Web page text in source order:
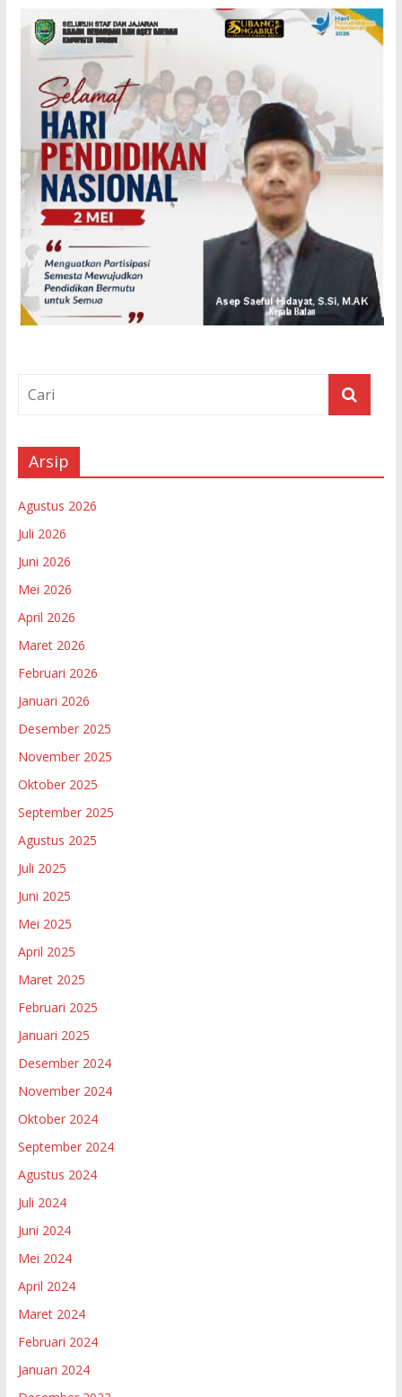
Arsip
Agustus 2026
Juli 2026
Juni 2026
Mei 2026
April 2026
Maret 2026
Februari 2026
Januari 2026
Desember 2025
November 2025
Oktober 2025
September 2025
Agustus 2025
Juli 2025
Juni 2025
Mei 2025
April 2025
Maret 2025
Februari 2025
Januari 2025
Desember 2024
November 2024
Oktober 2024
September 2024
Agustus 2024
Juli 2024
Juni 2024
Mei 2024
April 2024
Maret 2024
Februari 2024
Januari 2024